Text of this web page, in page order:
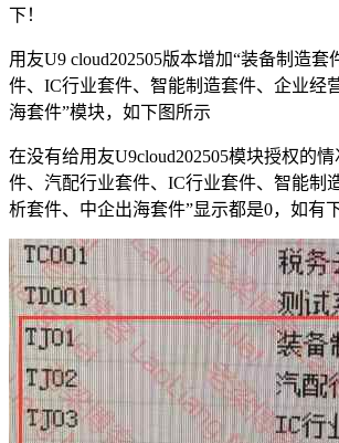
下！
用友U9 cloud202505版本增加“装备制造套
件、IC行业套件、智能制造套件、企业经
海套件”模块，如下图所示
在没有给用友U9cloud202505模块授权的
件、汽配行业套件、IC行业套件、智能制
析套件、中企出海套件”显示都是0，如有